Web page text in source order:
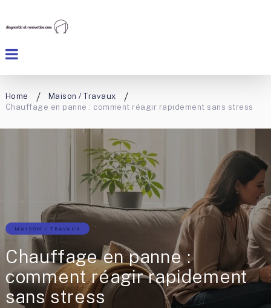
Home
Maison / Travaux
Chauffage en panne : comment réagir rapidement sans stress
MAISON / TRAVAUX
Chauffage en panne :
comment réagir rapidement
sans stress